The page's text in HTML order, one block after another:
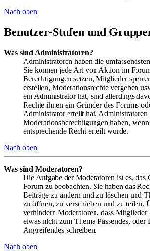
Nach oben
Benutzer-Stufen und
Was sind Administratoren?
Administratoren haben die
Sie können jede Art von Aktion im
Berechtigungen setzen, Mitglieder
erstellen, Moderationsrechte vergeben
ein Administrator hat, sind allerdings
Rechte ihnen ein Gründer des Forums
Administrator erteilt hat.
Moderationsberechtigungen haben,
entsprechende Recht erteilt wurde.
Nach oben
Was sind Moderatoren?
Die Aufgabe der Moderatoren ist es, das
Forum zu beobachten. Sie haben das
Beiträge zu ändern und zu löschen und
zu öffnen, zu verschieben und zu teilen.
verhindern Moderatoren, dass Mitglieder
etwas nicht zum Thema Passendes, oder
Angreifendes schreiben.
Nach oben